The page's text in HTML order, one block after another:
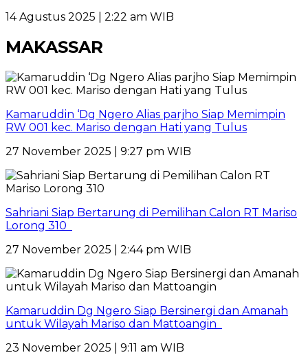
14 Agustus 2025 | 2:22 am WIB
MAKASSAR
Kamaruddin ‘Dg Ngero Alias parjho Siap Memimpin
RW 001 kec. Mariso dengan Hati yang Tulus
27 November 2025 | 9:27 pm WIB
Sahriani Siap Bertarung di Pemilihan Calon RT Mariso
Lorong 310
27 November 2025 | 2:44 pm WIB
Kamaruddin Dg Ngero Siap Bersinergi dan Amanah
untuk Wilayah Mariso dan Mattoangin
23 November 2025 | 9:11 am WIB